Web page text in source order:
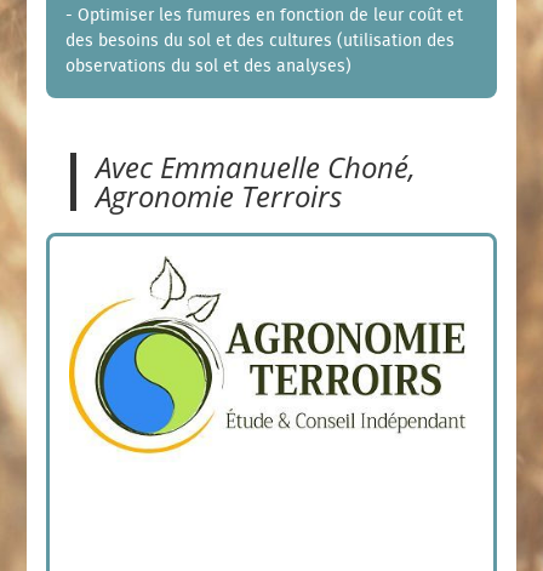
- Optimiser les fumures en fonction de leur coût et
des besoins du sol et des cultures (utilisation des
observations du sol et des analyses)
Avec Emmanuelle Choné,
Agronomie Terroirs